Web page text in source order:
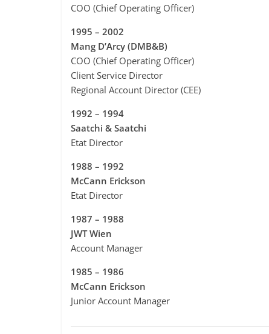
COO (Chief Operating Officer)
1995 – 2002
Mang D’Arcy (DMB&B)
COO (Chief Operating Officer)
Client Service Director
Regional Account Director (CEE)
1992 – 1994
Saatchi & Saatchi
Etat Director
1988 – 1992
McCann Erickson
Etat Director
1987 – 1988
JWT Wien
Account Manager
1985 – 1986
McCann Erickson
Junior Account Manager